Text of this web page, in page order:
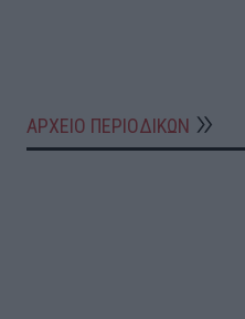
ΑΡΧΕΙΟ ΠΕΡΙΟΔΙΚΩΝ